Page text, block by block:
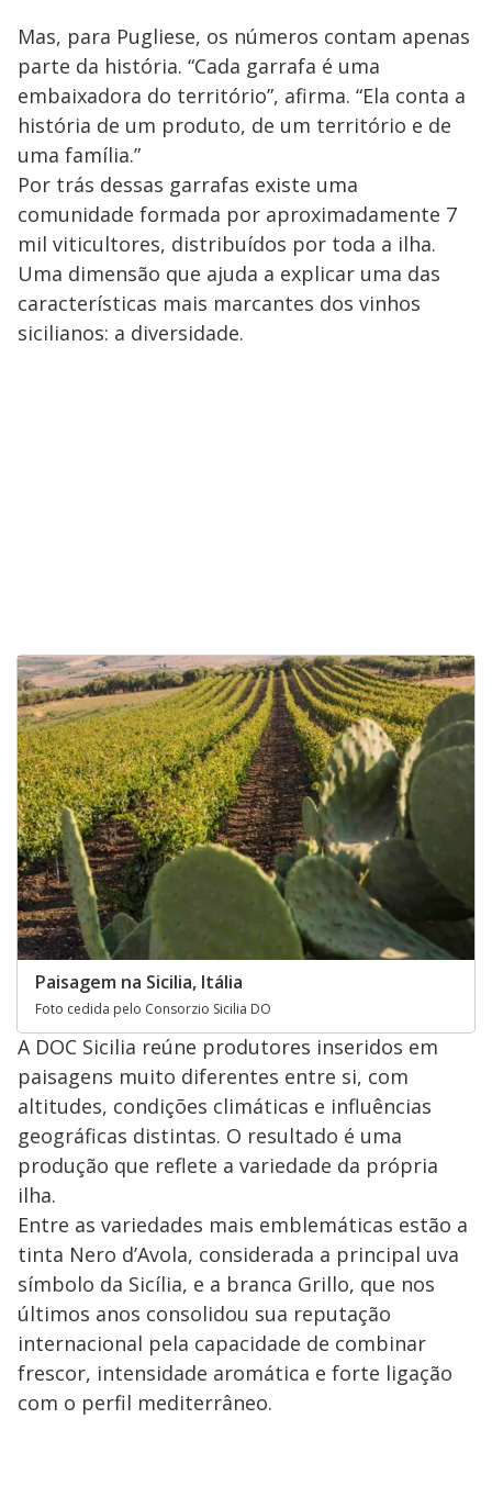
Mas, para Pugliese, os números contam apenas
parte da história. “Cada garrafa é uma
embaixadora do território”, afirma. “Ela conta a
história de um produto, de um território e de
uma família.”
Por trás dessas garrafas existe uma
comunidade formada por aproximadamente 7
mil viticultores, distribuídos por toda a ilha.
Uma dimensão que ajuda a explicar uma das
características mais marcantes dos vinhos
sicilianos: a diversidade.
Paisagem na Sicilia, Itália
Foto cedida pelo Consorzio Sicilia DO
A DOC Sicilia reúne produtores inseridos em
paisagens muito diferentes entre si, com
altitudes, condições climáticas e influências
geográficas distintas. O resultado é uma
produção que reflete a variedade da própria
ilha.
Entre as variedades mais emblemáticas estão a
tinta Nero d’Avola, considerada a principal uva
símbolo da Sicília, e a branca Grillo, que nos
últimos anos consolidou sua reputação
internacional pela capacidade de combinar
frescor, intensidade aromática e forte ligação
com o perfil mediterrâneo.